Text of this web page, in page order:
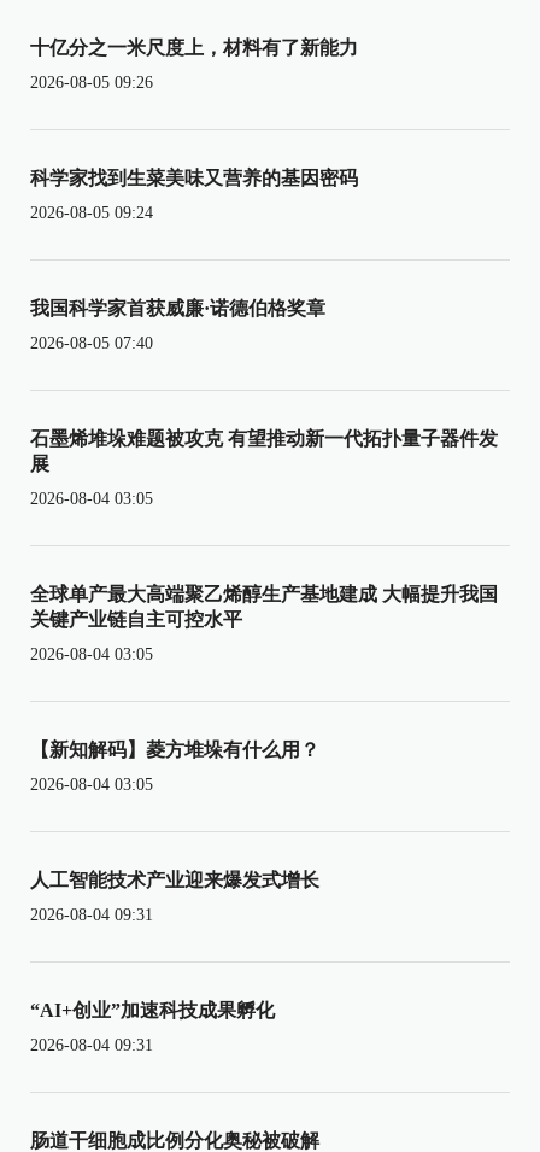
十亿分之一米尺度上，材料有了新能力
2026-08-05 09:26
科学家找到生菜美味又营养的基因密码
2026-08-05 09:24
我国科学家首获威廉·诺德伯格奖章
2026-08-05 07:40
石墨烯堆垛难题被攻克 有望推动新一代拓扑量子器件发
展
2026-08-04 03:05
全球单产最大高端聚乙烯醇生产基地建成 大幅提升我国
关键产业链自主可控水平
2026-08-04 03:05
【新知解码】菱方堆垛有什么用？
2026-08-04 03:05
人工智能技术产业迎来爆发式增长
2026-08-04 09:31
“AI+创业”加速科技成果孵化
2026-08-04 09:31
肠道干细胞成比例分化奥秘被破解